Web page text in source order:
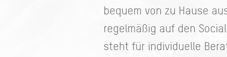
bequem von zu Hause
regelmäßig auf den
steht für individuelle